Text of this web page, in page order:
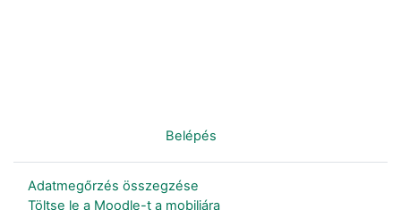
Belépés
Adatmegőrzés összegzése
Töltse le a Moodle-t a mobiljára